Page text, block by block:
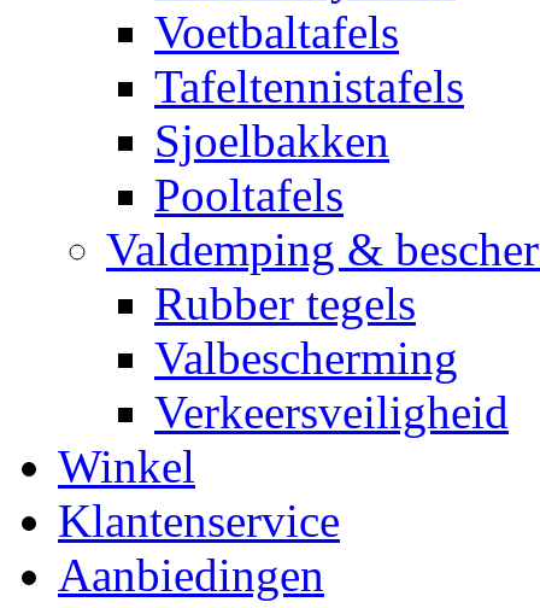
Voetbaltafels
Tafeltennistafels
Sjoelbakken
Pooltafels
Valdemping &
Rubber tegels
Valbescherming
Verkeersveiligheid
Winkel
Klantenservice
Aanbiedingen